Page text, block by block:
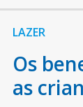
LAZER
Os
as